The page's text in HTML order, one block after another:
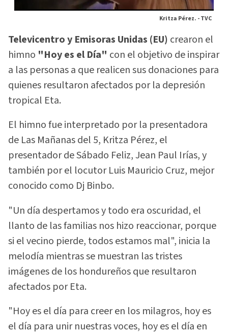
Kritza Pérez. -TVC
Televicentro y Emisoras Unidas (EU) crearon el
himno "Hoy es el Día" con el objetivo de inspirar
a las personas a que realicen sus donaciones para
quienes resultaron afectados por la depresión
tropical Eta.
El himno fue interpretado por la presentadora
de Las Mañanas del 5, Kritza Pérez, el
presentador de Sábado Feliz, Jean Paul Irías, y
también por el locutor Luis Mauricio Cruz, mejor
conocido como Dj Binbo.
"Un día despertamos y todo era oscuridad, el
llanto de las familias nos hizo reaccionar, porque
si el vecino pierde, todos estamos mal", inicia la
melodía mientras se muestran las tristes
imágenes de los hondureños que resultaron
afectados por Eta.
"Hoy es el día para creer en los milagros, hoy es
el día para unir nuestras voces, hoy es el día en